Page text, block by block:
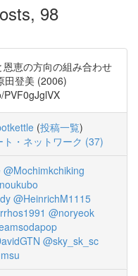
98
恵の方向の組み合わせ
田登美 (2006)
(投稿一覧)
ト・ネットワーク (37)
@Mochimkchiking
@HeinrichM1115
@noryeok
@sky_sk_sc